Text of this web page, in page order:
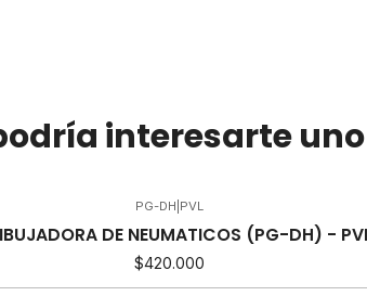
interesarte
PG-DH PVL
DE NEUMATICOS (PG-DH) -
$420.000